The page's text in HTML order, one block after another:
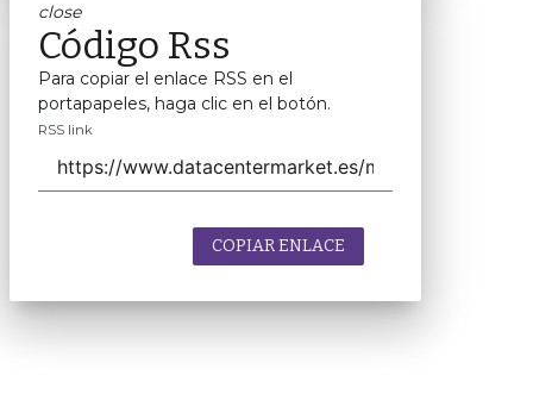
close
Código Rss
Para copiar el enlace RSS en el
portapapeles, haga clic en el botón.
RSS link
COPIAR ENLACE